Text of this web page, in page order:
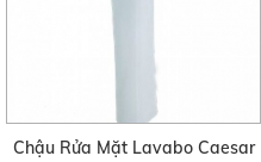
Chậu Rửa Mặt Lavabo Caesar